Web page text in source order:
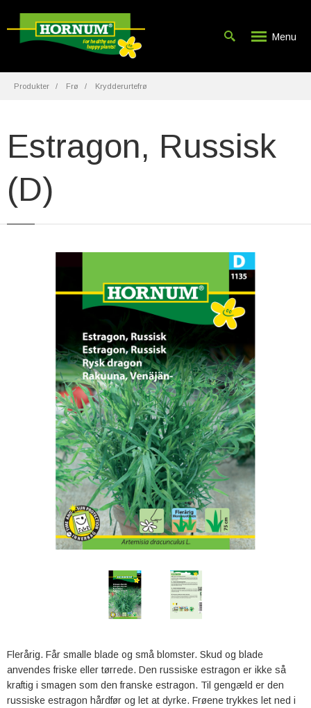
Menu
Produkter Frø Krydderurtefrø
Estragon, Russisk
(D)
Flerårig. Får smalle blade og små blomster. Skud og blade
anvendes friske eller tørrede. Den russiske estragon er ikke så
kraftig i smagen som den franske estragon. Til gengæld er den
russiske estragon hårdfør og let at dyrke. Frøene trykkes let ned i